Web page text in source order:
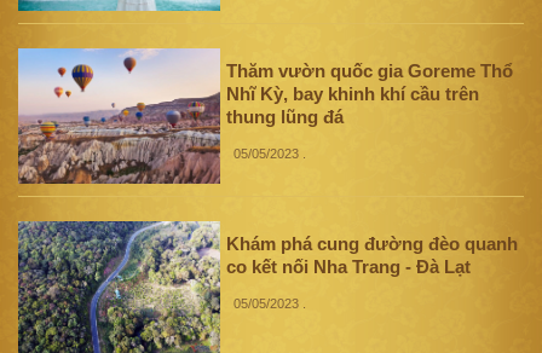
Thăm vườn quốc gia Goreme Thổ
Nhĩ Kỳ, bay khinh khí cầu trên
thung lũng đá
05/05/2023
Khám phá cung đường đèo quanh
co kết nối Nha Trang - Đà Lạt
05/05/2023